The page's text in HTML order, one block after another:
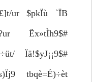
ur $pkÏù `ÏB
Ëx»tÌh9$#
Ïä!$yJ¡¡9$#
tbqè=É)÷èt